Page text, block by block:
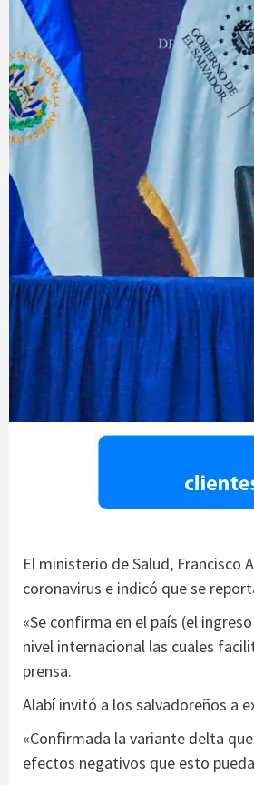
El ministerio de Salud, Francisco
coronavirus e indicó que se
«Se confirma en el país (el
nivel internacional las cuales
prensa.
Alabí invitó a los salvadoreños a
«Confirmada la variante delta
efectos negativos que esto